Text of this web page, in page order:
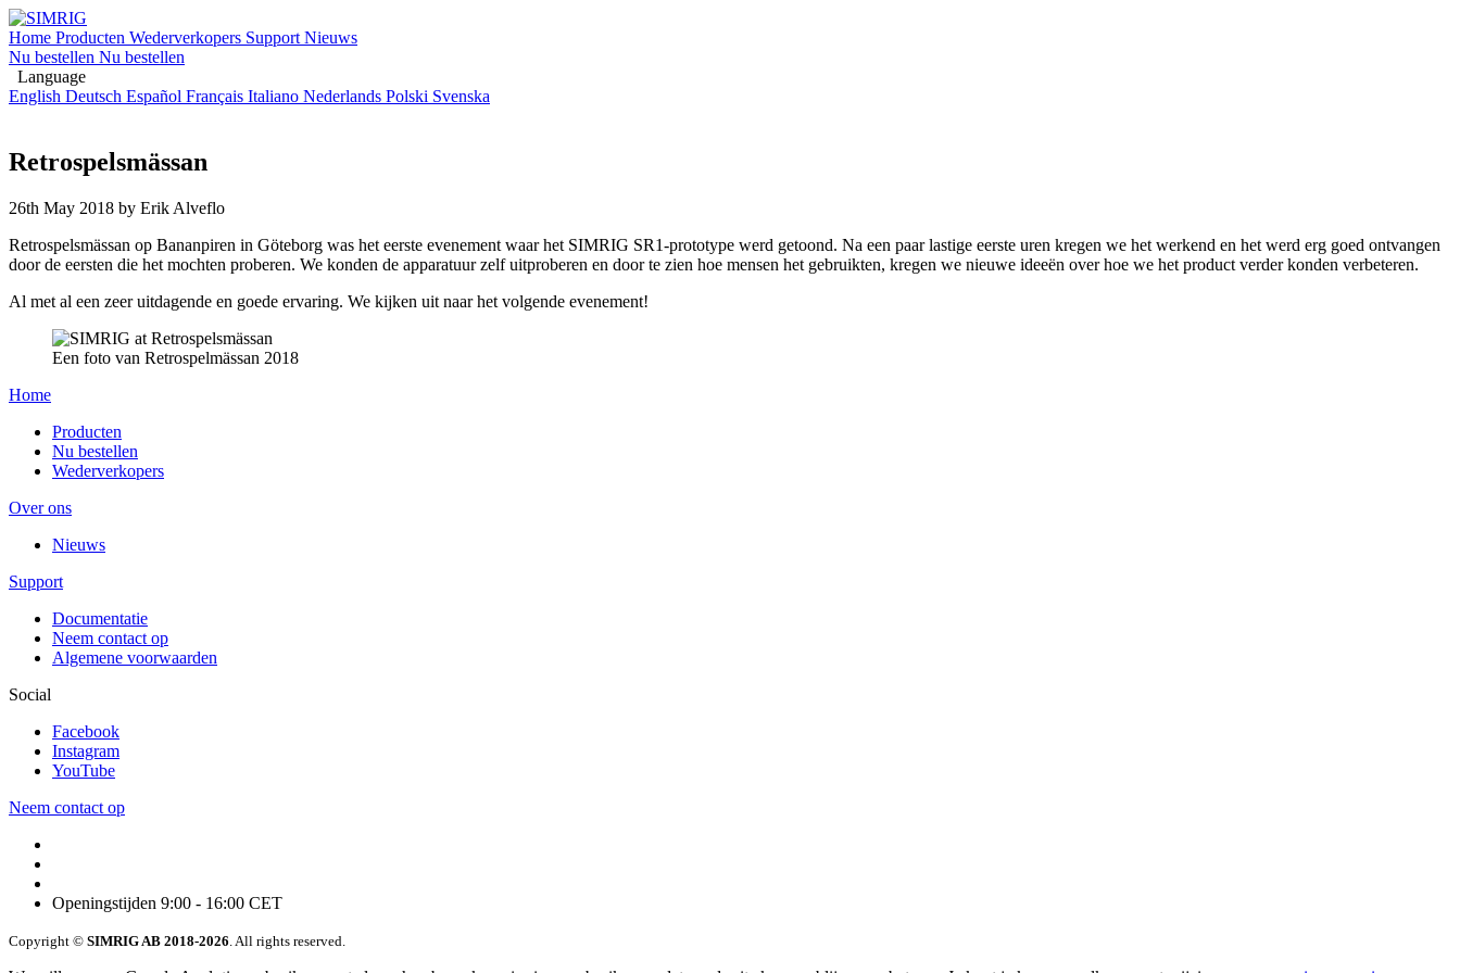
Home Producten Wederverkopers Support Nieuws
Nu bestellen Nu bestellen
Language
English Deutsch Español Français Italiano Nederlands Polski Svenska
Retrospelsmässan
26th May 2018 by Erik Alveflo
Retrospelsmässan op Bananpiren in Göteborg was het eerste evenement waar het SIMRIG SR1-prototype werd getoond. Na een paar lastige eerste uren kregen we het werkend en het werd erg goed ontvangen
door de eersten die het mochten proberen. We konden de apparatuur zelf uitproberen en door te zien hoe mensen het gebruikten, kregen we nieuwe ideeën over hoe we het product verder konden verbeteren.
Al met al een zeer uitdagende en goede ervaring. We kijken uit naar het volgende evenement!
Een foto van Retrospelmässan 2018
Home
Producten
Nu bestellen
Wederverkopers
Over ons
Nieuws
Support
Documentatie
Neem contact op
Algemene voorwaarden
Social
Facebook
Instagram
YouTube
Neem contact op
Openingstijden 9:00 - 16:00 CET
Copyright © SIMRIG AB 2018-2026 . All rights reserved.